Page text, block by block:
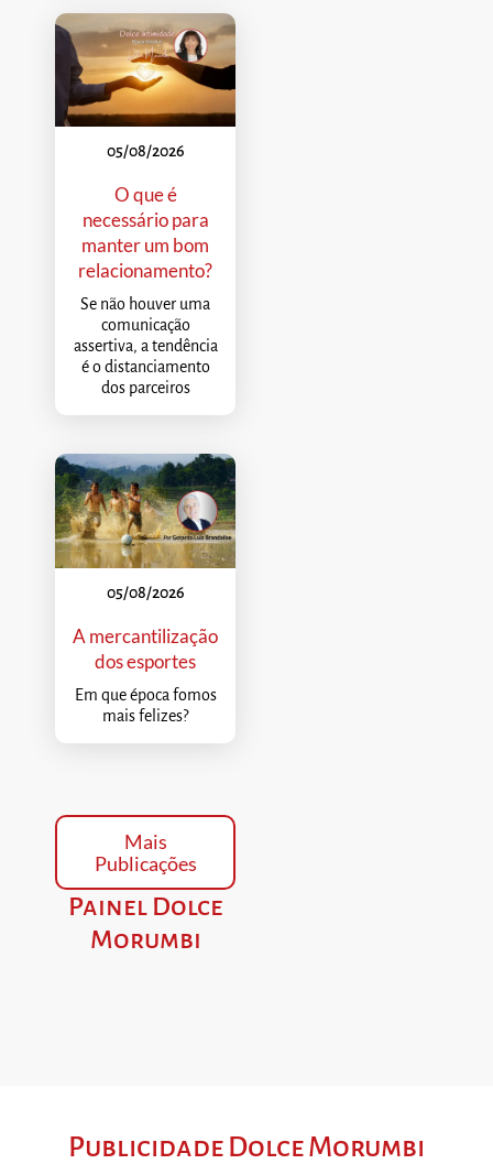
05/08/2026
O que é
necessário para
manter um bom
relacionamento?
Se não houver uma
comunicação
assertiva, a tendência
é o distanciamento
dos parceiros
05/08/2026
A mercantilização
dos esportes
Em que época fomos
mais felizes?
Mais
Publicações
Painel Dolce
Morumbi
Publicidade Dolce Morumbi